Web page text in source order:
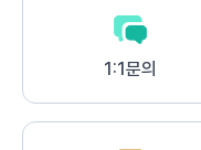
1:1문의